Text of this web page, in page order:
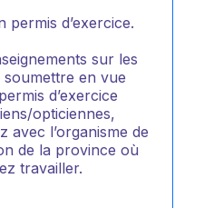
permis d’exercice.
sur les
en vue
d’exercice
opticiennes,
avec l’organisme de
de la province où
travailler.